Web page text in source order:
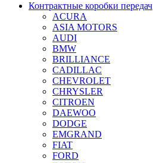
Контрактные коробки передач
ACURA
ASIA MOTORS
AUDI
BMW
BRILLIANCE
CADILLAC
CHEVROLET
CHRYSLER
CITROEN
DAEWOO
DODGE
EMGRAND
FIAT
FORD